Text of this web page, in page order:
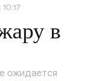
в
ожидается